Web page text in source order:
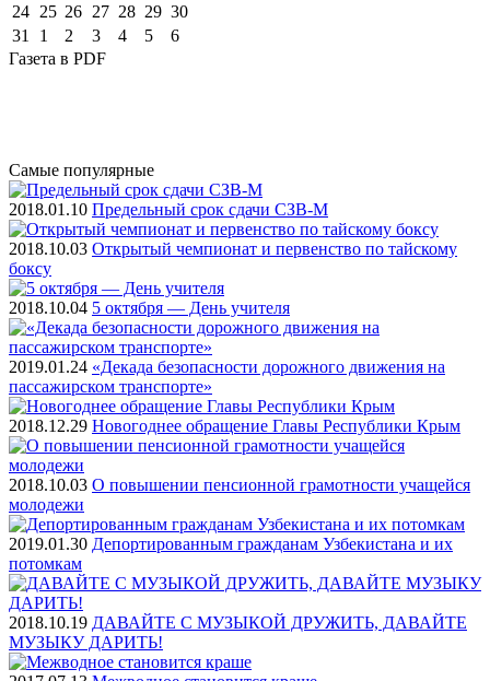
24 25 26 27 28 29 30
31
1 2 3 4 5
6
Газета в PDF
Самые популярные
2018.01.10 Предельный срок сдачи СЗВ-М
2018.10.03 Открытый чемпионат и первенство по тайскому
боксу
2018.10.04 5 октября — День учителя
2019.01.24 «Декада безопасности дорожного движения на
пассажирском транспорте»
2018.12.29 Новогоднее обращение Главы Республики Крым
2018.10.03 О повышении пенсионной грамотности учащейся
молодежи
2019.01.30 Депортированным гражданам Узбекистана и их
потомкам
2018.10.19 ДАВАЙТЕ С МУЗЫКОЙ ДРУЖИТЬ, ДАВАЙТЕ
МУЗЫКУ ДАРИТЬ!